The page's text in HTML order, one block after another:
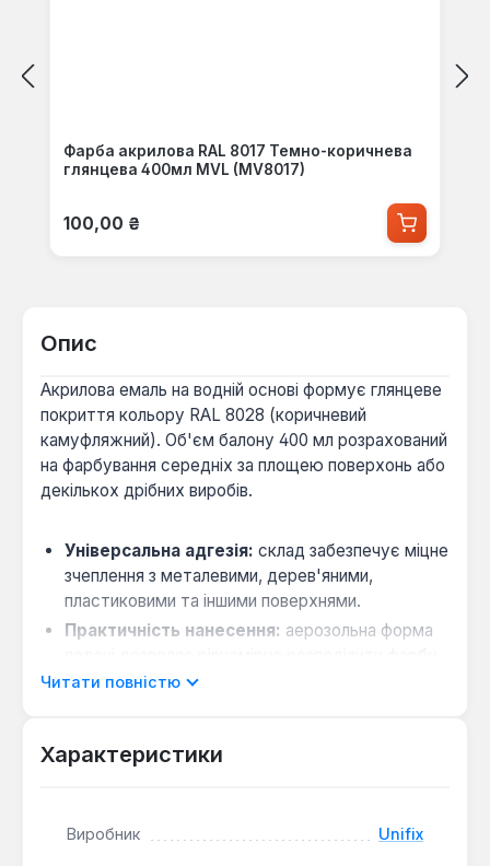
Фарба акрилова RAL 8017 Темно-коричнева
глянцева 400мл MVL (MV8017)
Звичайна ціна:
100,00 ₴
Опис
Акрилова емаль на водній основі формує глянцеве
покриття кольору RAL 8028 (коричневий
камуфляжний). Об'єм балону 400 мл розрахований
на фарбування середніх за площею поверхонь або
декількох дрібних виробів.
Універсальна адгезія: склад забезпечує міцне
зчеплення з металевими, дерев'яними,
пластиковими та іншими поверхнями.
Практичність нанесення: аерозольна форма
в важкодоступних місцях без використання
Емаль Unifix призначена для декоративного
декоративних елементів. Покриття підходить для
Читати повністю
Характеристики
Виробник Unifix